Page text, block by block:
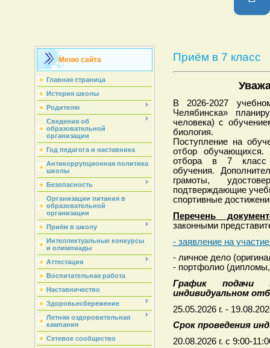
Меню сайта
Главная страница
История школы
Родителю
Сведения об
образовательной
организации
Год педагога и наставника
Антикоррупционная политика
школы
Безопасность
Организации питания в
образовательной
организации
Приём в школу
Интеллектуальные конкурсы
и олимпиады
Аттестация
Воспитательная работа
Наставничество
Здоровьесбережение
Летняя оздоровительная
кампания
Сетевое сообщество
Приём в 7 класс
В 2026-2027
Челябинска»
человека) с
биология.
Поступление на
отбор обучающихся.
отбора в 7 класс
обучения.
грамоты,
подтверждающие
спортивные
Перечень
законными
- заявление на
- личное дело
- портфолио
График подачи
индивидуальном
25.05.2026 г. -
Срок проведения
20.08.2026 г. с 9:00-